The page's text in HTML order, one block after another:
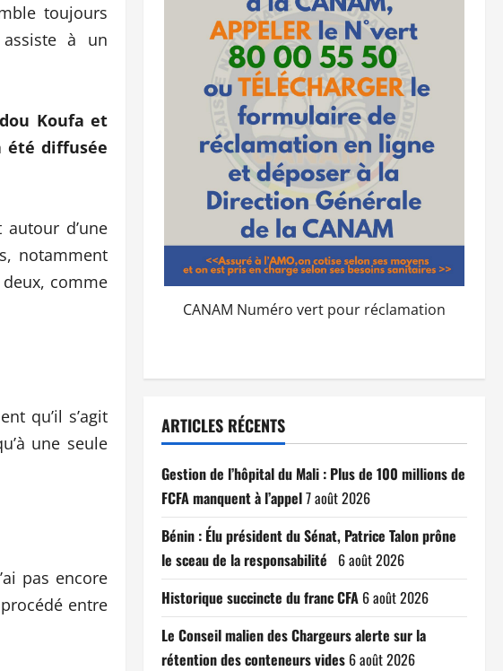
toujours
à un
Koufa et
été diffusée
d’une
notamment
comme
qu’il s’agit
une seule
pas encore
entre
CANAM Numéro vert pour réclamation
ARTICLES RÉCENTS
Gestion de l’hôpital du Mali : Plus de 100 millions de
FCFA manquent à l’appel7 août 2026
Bénin : Élu président du Sénat, Patrice Talon prône
le sceau de la responsabilité 6 août 2026
Historique succincte du franc CFA 6 août 2026
Le Conseil malien des Chargeurs alerte sur la
rétention des conteneurs vides 6 août 2026